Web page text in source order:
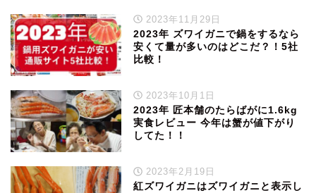
2023年11月29日
2023年 ズワイガニで鍋をするなら
安くて量が多いのはどこだ？！5社
比較！
2023年10月1日
2023年 匠本舗のたらばがに1.6kg
実食レビュー 今年は蟹が値下がり
してた！！
2023年2月19日
紅ズワイガニはズワイガニと表示し